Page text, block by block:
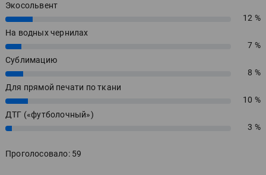
Экосольвент
12%
12 %
На водных чернилах
7%
7 %
Сублимацию
8%
8 %
Для прямой печати по ткани
10%
10 %
ДТГ («футболочный»)
3% 3 %
Проголосовало: 59